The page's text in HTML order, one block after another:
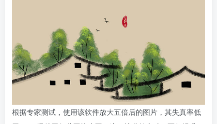
根据专家测试，使用该软件放大五倍后的图片，其失真率低